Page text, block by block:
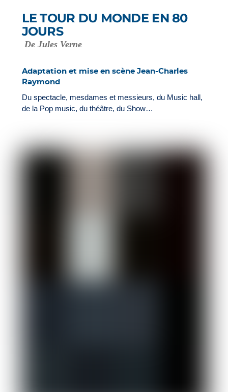
LE TOUR DU MONDE EN 80
JOURS
De Jules Verne
Adaptation et mise en scène Jean-Charles
Raymond
Du spectacle, mesdames et messieurs, du Music hall,
de la Pop music, du théâtre, du Show…